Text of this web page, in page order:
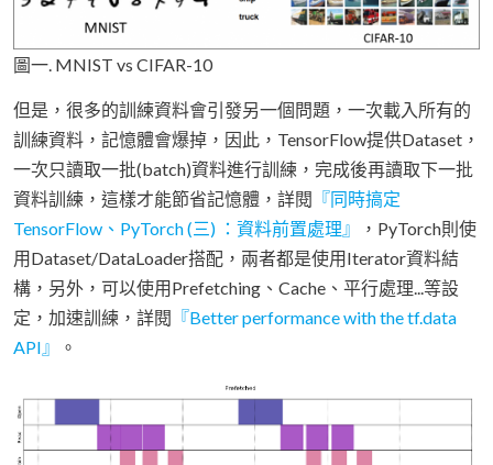
圖一. MNIST vs CIFAR-10
但是，很多的訓練資料會引發另一個問題，一次載入所有的
訓練資料，記憶體會爆掉，因此，TensorFlow提供Dataset，
一次只讀取一批(batch)資料進行訓練，完成後再讀取下一批
資料訓練，這樣才能節省記憶體，詳閱 『同時搞定
TensorFlow、PyTorch (三) ：資料前置處理』
，PyTorch則使
用Dataset/DataLoader搭配，兩者都是使用Iterator資料結
構，另外，可以使用Prefetching、Cache、平行處理...等設
定，加速訓練，詳閱 『Better performance with the tf.data
API』
。